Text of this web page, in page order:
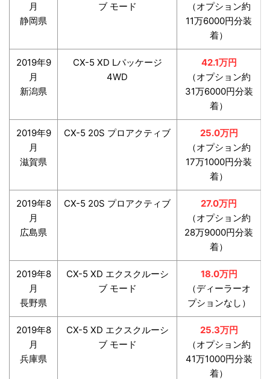
月
静岡県
ブ モード
（オプション約
11万6000円分装
着）
2019年9
月
新潟県
CX-5 XD Lパッケージ
4WD
42.1万円
（オプション約
31万6000円分装
着）
2019年9
月
滋賀県
CX-5 20S プロアクティブ
25.0万円
（オプション約
17万1000円分装
着）
2019年8
月
広島県
CX-5 20S プロアクティブ
27.0万円
（オプション約
28万9000円分装
着）
2019年8
月
長野県
CX-5 XD エクスクルーシ
ブ モード
18.0万円
（ディーラーオ
プションなし）
2019年8
月
兵庫県
CX-5 XD エクスクルーシ
ブ モード
25.3万円
（オプション約
41万1000円分装
着）